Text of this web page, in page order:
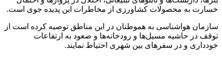
خسارت به محصولات کشاورزی از مخاطرات این پدیده جوی است.
سازمان هواشناسی به هموطنان در این مناطق توصیه کرده است از
توقف در حاشیه مسیل‌ها و رودخانه‌ها و صعود به ارتفاعات
خودداری و در سفر‌های بین شهری احتیاط نمایند.